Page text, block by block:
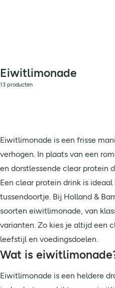
Eiwitlimonade
13 producten
Eiwitlimonade is een frisse
verhogen. In plaats van een
en dorstlessende clear protein
Een clear protein drink is
tussendoortje. Bij Holland &
soorten eiwitlimonade, van
varianten. Zo kies je altijd een
leefstijl en voedingsdoelen.
Wat is
Eiwitlimonade is een heldere